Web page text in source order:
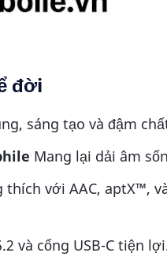
đời
sáng tạo và đậm
Mang lại dải âm
thích với AAC, aptX™,
và cổng USB-C tiện